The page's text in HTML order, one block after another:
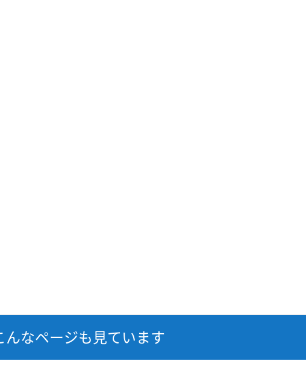
なページも見ています